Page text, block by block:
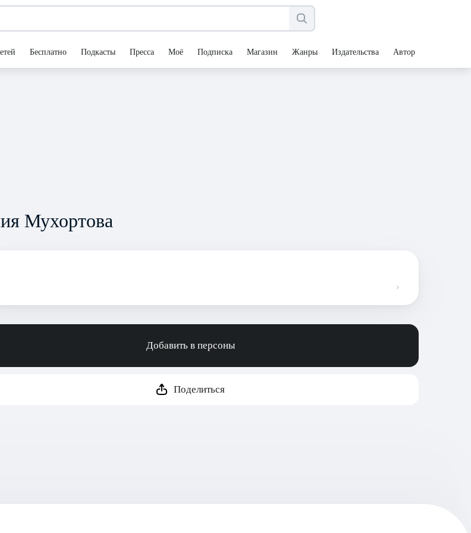
Бесплатно Подкасты Пресса Моё Подписка Магазин Жанры Издательства Авторы
Мухортова
Добавить в персоны
Поделиться